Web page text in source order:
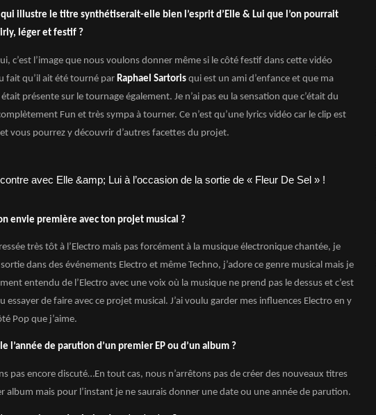
illustre le titre synthétiserait-elle bien l’esprit d’Elle & Lui que l’on pourrait
léger et festif ?
c’est l’image que nous voulons donner même si le côté festif dans cette vidéo
fait qu’il ait été tourné par Raphael Sartoris qui est un ami d’enfance et que ma
présente sur le tournage également. Je n’ai pas eu la sensation que c’était du
Fun et très sympa à tourner. Ce n’est qu’une lyrics vidéo car le clip est
vous pourrez y découvrir d’autres facettes du projet.
envie première avec ton projet musical ?
très tôt à l’Electro mais pas forcément à la musique électronique chantée, je
dans des événements Electro et même Techno, j’adore ce genre musical mais je
entendu de l’Electro avec une voix où la musique ne prend pas le dessus et c’est
essayer de faire avec ce projet musical. J’ai voulu garder mes influences Electro en y
Pop que j’aime.
l’année de parution d’un premier EP ou d’un album ?
pas encore discuté…En tout cas, nous n’arrêtons pas de créer des nouveaux titres
album mais pour l’instant je ne saurais donner une date ou une année de parution.